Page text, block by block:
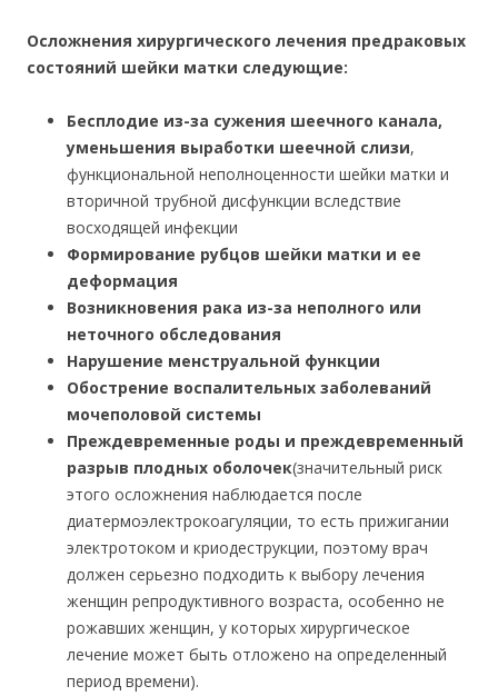
Осложнения хирургического лечения предраковых
состояний шейки матки следующие:
Бесплодие из-за сужения шеечного канала,
уменьшения выработки шеечной слизи,
функциональной неполноценности шейки матки и
вторичной трубной дисфункции вследствие
восходящей инфекции
Формирование рубцов шейки матки и ее
деформация
Возникновения рака из-за неполного или
неточного обследования
Нарушение менструальной функции
Обострение воспалительных заболеваний
мочеполовой системы
Преждевременные роды и преждевременный
разрыв плодных оболочек(значительный риск
этого осложнения наблюдается после
диатермоэлектрокоагуляции, то есть прижигании
электротоком и криодеструкции, поэтому врач
должен серьезно подходить к выбору лечения
женщин репродуктивного возраста, особенно не
рожавших женщин, у которых хирургическое
лечение может быть отложено на определенный
период времени).